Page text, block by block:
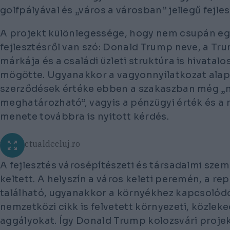
golfpályával és „város a városban” jellegű
A projekt különlegessége, hogy nem csupán
fejlesztésről van szó: Donald Trump neve, a
márkája és a családi üzleti struktúra is
mögötte. Ugyanakkor a vagyonnyilatkozat
szerződések értéke ebben a szakaszban még
meghatározható”, vagyis a pénzügyi érték és
menete továbbra is nyitott kérdés.
fotó: actualdecluj.ro
A fejlesztés városépítészeti és társadalmi
keltett. A helyszín a város keleti peremén, a
található, ugyanakkor a környékhez
nemzetközi cikk is felvetett környezeti,
aggályokat. Így Donald Trump kolozsvári